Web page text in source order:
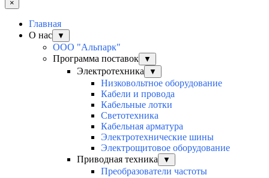
×
Главная
О нас
▼
ООО "Альпарк"
Программа поставок
▼
Электротехника ▼
Низковольтное оборудование
Кабели и провода
Кабельные лотки
Светотехника
Кабельная арматура
Электротехнические шины
Электрощитовое оборудование
Приводная техника
▼
Преобразователи частоты